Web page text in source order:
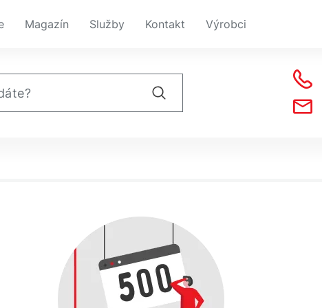
Magazín Služby Kontakt Výrobci